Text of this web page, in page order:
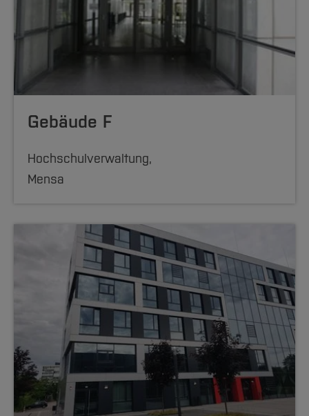
Gebäude F
Hochschulverwaltung,
Mensa